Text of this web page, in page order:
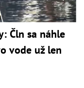
Čln sa náhle
vode už len